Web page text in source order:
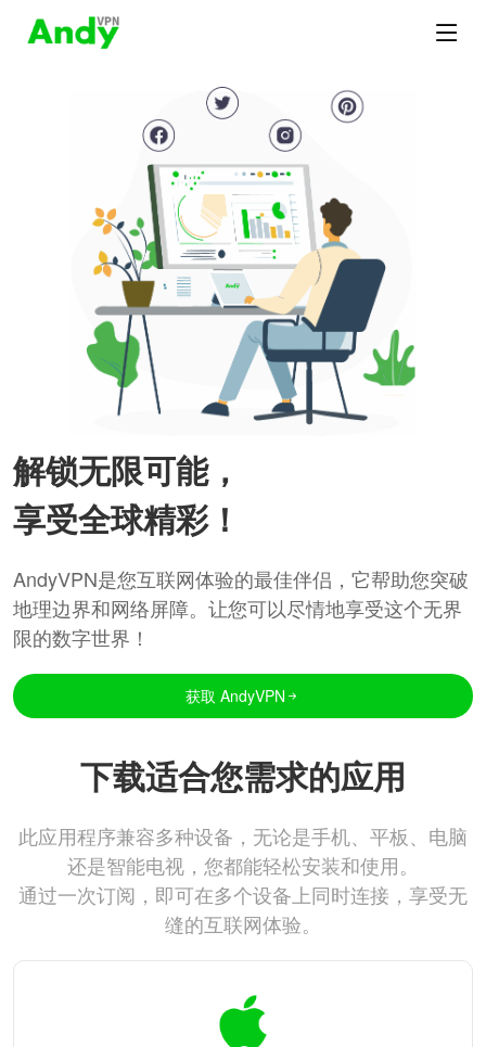
解锁无限可能，
享受全球精彩！
AndyVPN是您互联网体验的最佳伴侣，它帮助您突破
地理边界和网络屏障。让您可以尽情地享受这个无界
限的数字世界！
获取 AndyVPN
下载适合您需求的应用
此应用程序兼容多种设备，无论是手机、平板、电脑
还是智能电视，您都能轻松安装和使用。
通过一次订阅，即可在多个设备上同时连接，享受无
缝的互联网体验。